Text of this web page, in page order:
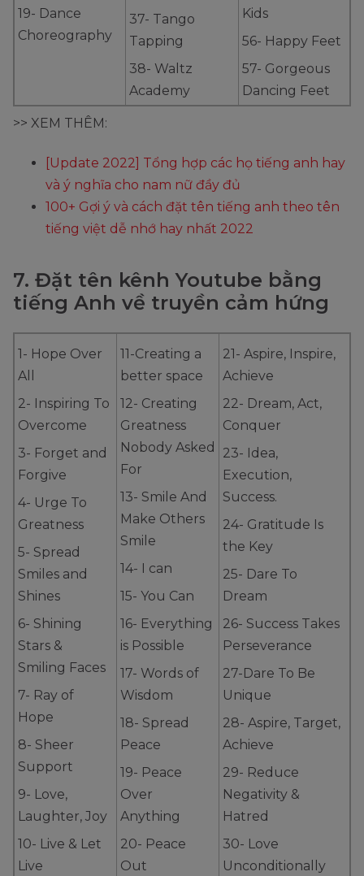
19- Dance
Choreography
37- Tango
Tapping
38- Waltz
Academy
Kids
56- Happy Feet
57- Gorgeous
Dancing Feet
>> XEM THÊM:
[Update 2022] Tổng hợp các họ tiếng anh hay
và ý nghĩa cho nam nữ đầy đủ
100+ Gợi ý và cách đặt tên tiếng anh theo tên
tiếng việt dễ nhớ hay nhất 2022
7. Đặt tên kênh Youtube bằng
tiếng Anh về truyền cảm hứng
1- Hope Over
All
2- Inspiring To
Overcome
3- Forget and
Forgive
4- Urge To
Greatness
5- Spread
Smiles and
Shines
6- Shining
Stars &
Smiling Faces
7- Ray of
Hope
8- Sheer
Support
9- Love,
Laughter, Joy
10- Live & Let
Live
11-Creating a
better space
12- Creating
Greatness
Nobody Asked
For
13- Smile And
Make Others
Smile
14- I can
15- You Can
16- Everything
is Possible
17- Words of
Wisdom
18- Spread
Peace
19- Peace
Over
Anything
20- Peace
Out
21- Aspire, Inspire,
Achieve
22- Dream, Act,
Conquer
23- Idea,
Execution,
Success.
24- Gratitude Is
the Key
25- Dare To
Dream
26- Success Takes
Perseverance
27-Dare To Be
Unique
28- Aspire, Target,
Achieve
29- Reduce
Negativity &
Hatred
30- Love
Unconditionally